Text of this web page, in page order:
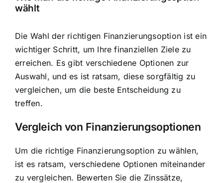
wählt
Die Wahl der richtigen Finanzierungsoption ist ein
wichtiger Schritt, um Ihre finanziellen Ziele zu
erreichen. Es gibt verschiedene Optionen zur
Auswahl, und es ist ratsam, diese sorgfältig zu
vergleichen, um die beste Entscheidung zu
treffen.
Vergleich von Finanzierungsoptionen
Um die richtige Finanzierungsoption zu wählen,
ist es ratsam, verschiedene Optionen miteinander
zu vergleichen. Bewerten Sie die Zinssätze,